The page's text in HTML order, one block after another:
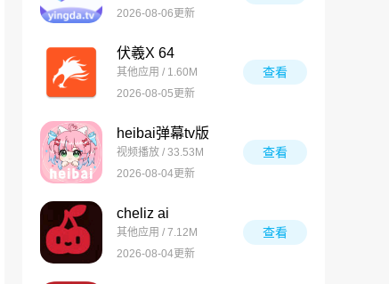
2026-08-06更新
伏羲X 64
其他应用 / 1.60M
2026-08-05更新
查看
heibai弹幕tv版
视频播放 / 33.53M
2026-08-04更新
查看
cheliz ai
其他应用 / 7.12M
2026-08-04更新
查看